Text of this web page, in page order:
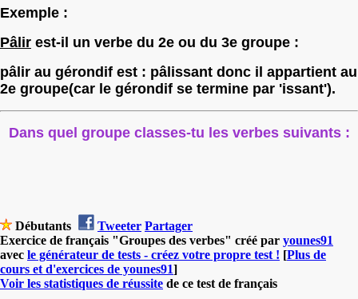
Exemple :
Pâlir est-il un verbe du 2e ou du 3e groupe :
pâlir au gérondif est : pâlissant donc il appartient au
2e groupe(car le gérondif se termine par 'issant').
Dans quel groupe classes-tu les verbes suivants :
Débutants Tweeter Partager
Exercice de français "Groupes des verbes" créé par younes91
avec le générateur de tests - créez votre propre test ! [Plus de
cours et d'exercices de younes91]
Voir les statistiques de réussite de ce test de français